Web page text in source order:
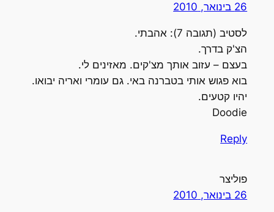
26 בינואר, 2010
לסטיב (תגובה 7): אהבתי.
הצ'ק בדרך.
בעצם – עזוב אותך מצ'קים. מאזינים לי.
בוא פגוש אותי בטברנה באי. גם עומרי ואריה יבואו.
יהיו קטעים.
Doodie
Reply
פוליצר
26 בינואר, 2010